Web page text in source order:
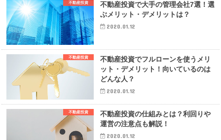
不動産投資
不動産投資で大手の管理会社7選！選
ぶメリット・デメリットは？
2020.01.12
不動産投資
不動産投資でフルローンを使うメリ
ット・デメリット！向いているのは
どんな人？
2020.01.12
不動産投資
不動産投資の仕組みとは？利回りや
運営の注意点も解説！
2020.01.12